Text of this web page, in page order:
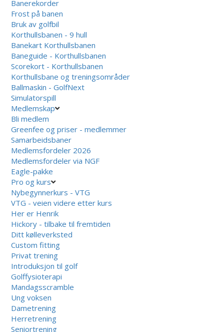
Banerekorder
Frost på banen
Bruk av golfbil
Korthullsbanen - 9 hull
Banekart Korthullsbanen
Baneguide - Korthullsbanen
Scorekort - Korthullsbanen
Korthullsbane og treningsområder
Ballmaskin - GolfNext
Simulatorspill
Medlemskap
Bli medlem
Greenfee og priser - medlemmer
Samarbeidsbaner
Medlemsfordeler 2026
Medlemsfordeler via NGF
Eagle-pakke
Pro og kurs
Nybegynnerkurs - VTG
VTG - veien videre etter kurs
Her er Henrik
Hickory - tilbake til fremtiden
Ditt kølleverksted
Custom fitting
Privat trening
Introduksjon til golf
Golffysioterapi
Mandagsscramble
Ung voksen
Dametrening
Herretrening
Seniortrening